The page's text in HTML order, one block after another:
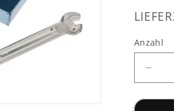
Anzahl
die